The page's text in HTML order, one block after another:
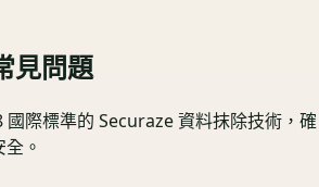
見問題
國際標準的 Securaze 資料抹除技術，確
。